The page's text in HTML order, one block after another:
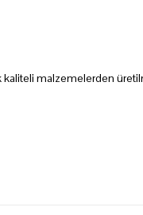
kaliteli malzemelerden